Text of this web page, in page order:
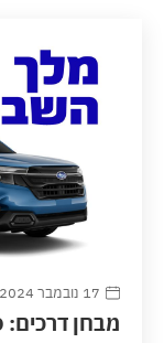
17 נובמבר 2024
מבחן דרכים: